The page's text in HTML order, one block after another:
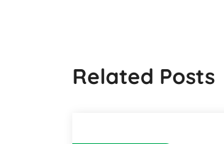
Related Posts